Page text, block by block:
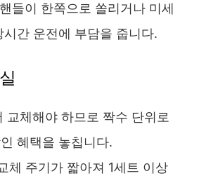
들이 한쪽으로 쏠리거나 미세
간 운전에 부담을 줍니다.
교체해야 하므로 짝수 단위로
혜택을 놓칩니다.
체 주기가 짧아져 1세트 이상